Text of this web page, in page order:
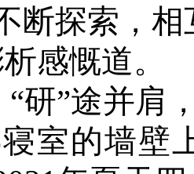
断探索，
感慨道。
“研”途并肩
室的墙壁